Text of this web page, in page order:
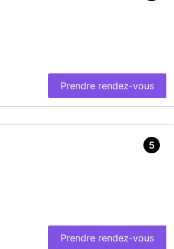
Prendre rendez-vous
Prendre rendez-vous
5